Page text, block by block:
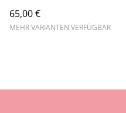
65,00 €
MEHR VARIANTEN VERFÜGBAR